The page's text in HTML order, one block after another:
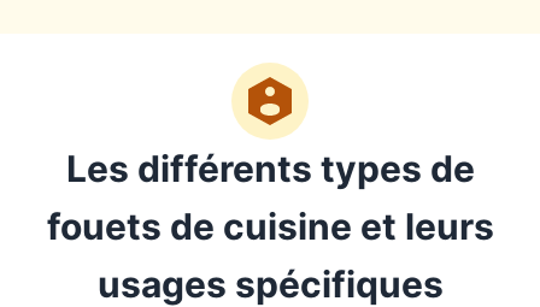
Les différents types de
fouets de cuisine et leurs
usages spécifiques